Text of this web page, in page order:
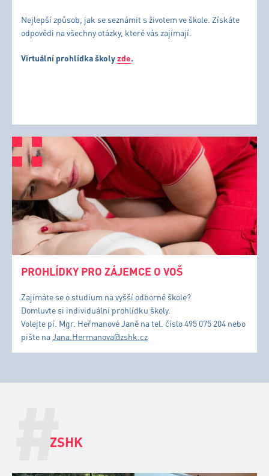
Nejlepší způsob, jak se seznámit s životem ve škole. Získáte
odpovědi na všechny otázky, které vás zajímají.
Virtuální prohlídka školyzde.
PROHLÍDKY PRO ZÁJEMCE O VOŠ
Zajímáte se o studium na vyšší odborné škole?
Domluvte si individuální prohlídku školy.
Volejte pí. Mgr. Heřmanové Janě na tel. číslo 495 075 204 nebo
pište naJana.Hermanova@zshk.cz
#
ZSHK